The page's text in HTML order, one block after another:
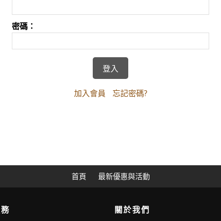
密碼：
加入會員 忘記密碼?
首頁 最新優惠與活動
關於我們